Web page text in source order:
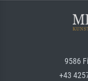
9586
+43